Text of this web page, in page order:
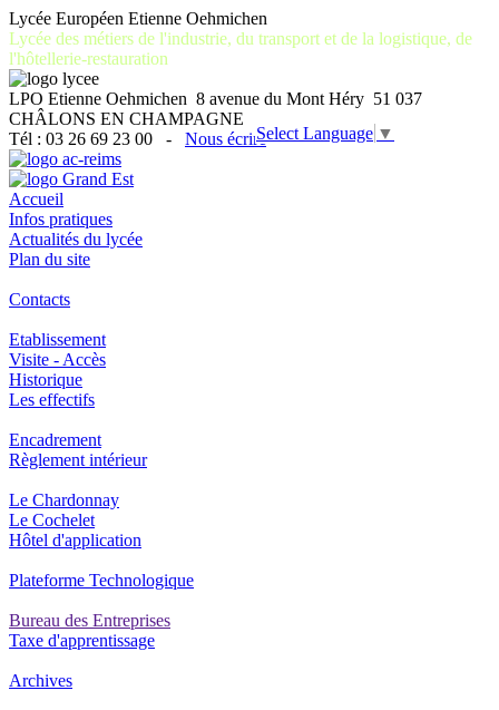
Select Language ▼
Lycée Européen Etienne Oehmichen
Lycée des métiers de l'industrie, du transport et de la logistique, de
l'hôtellerie-restauration
LPO Etienne Oehmichen 8 avenue du Mont Héry 51 037
CHÂLONS EN CHAMPAGNE
Tél : 03 26 69 23 00 - Nous écrire
Accueil
Infos pratiques
Actualités du lycée
Plan du site
Contacts
Etablissement
Visite - Accès
Historique
Les effectifs
Encadrement
Règlement intérieur
Le Chardonnay
Le Cochelet
Hôtel d'application
Plateforme Technologique
Bureau des Entreprises
Taxe d'apprentissage
Archives